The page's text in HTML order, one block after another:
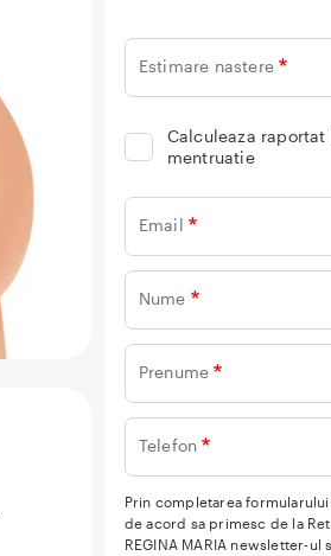
Estimare nastere
Calculeaza
mentruatie
Email
Nume
Prenume
Telefon
Prin completarea
de acord sa primesc de la
REGINA MARIA newsletter-ul